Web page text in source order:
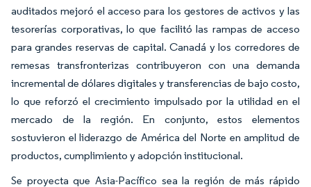
auditados mejoró el acceso para los gestores de activos y las
tesorerías corporativas, lo que facilitó las rampas de acceso
para grandes reservas de capital. Canadá y los corredores de
remesas transfronterizas contribuyeron con una demanda
incremental de dólares digitales y transferencias de bajo costo,
lo que reforzó el crecimiento impulsado por la utilidad en el
mercado de la región. En conjunto, estos elementos
sostuvieron el liderazgo de América del Norte en amplitud de
productos, cumplimiento y adopción institucional.
Se proyecta que Asia-Pacífico sea la región de más rápido